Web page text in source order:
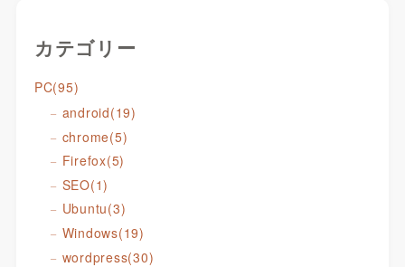
カテゴリー
PC(95)
android(19)
chrome(5)
Firefox(5)
SEO(1)
Ubuntu(3)
Windows(19)
wordpress(30)